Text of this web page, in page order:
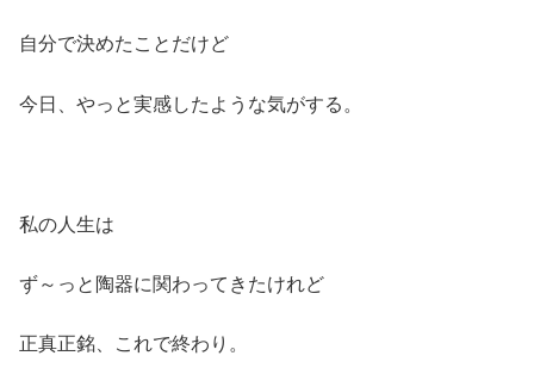
自分で決めたことだけど
今日、やっと実感したような気がする。
私の人生は
ず～っと陶器に関わってきたけれど
正真正銘、これで終わり。